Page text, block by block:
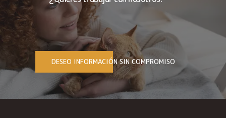
DESEO INFORMACIÓN SIN COMPROMISO